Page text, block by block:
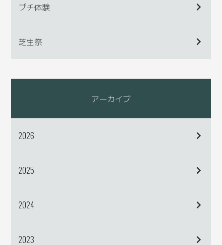
プチ体験
芝生祭
アーカイブ
2026
2025
2024
2023